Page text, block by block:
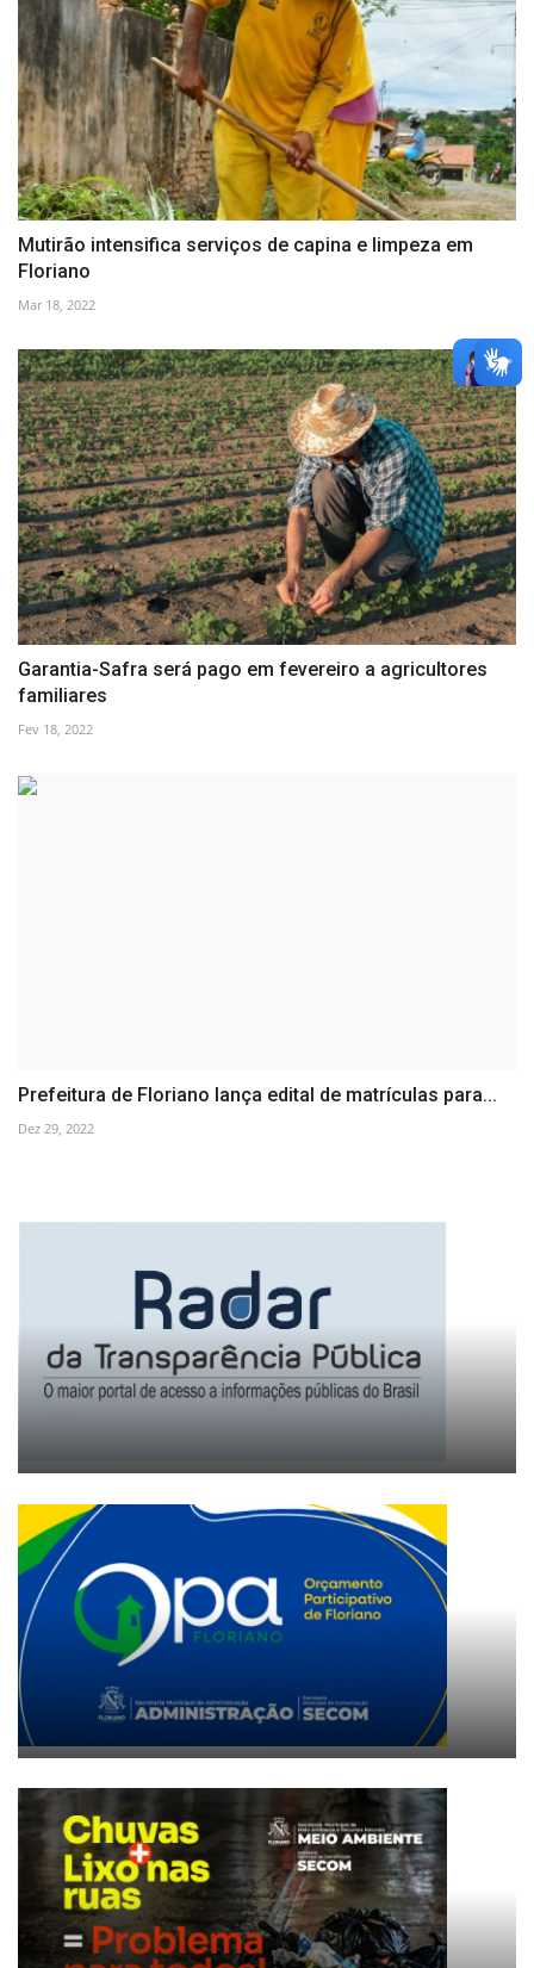
Mutirão intensifica serviços de capina e limpeza em
Floriano
Mar 18, 2022
Garantia-Safra será pago em fevereiro a agricultores
familiares
Fev 18, 2022
Prefeitura de Floriano lança edital de matrículas para...
Dez 29, 2022